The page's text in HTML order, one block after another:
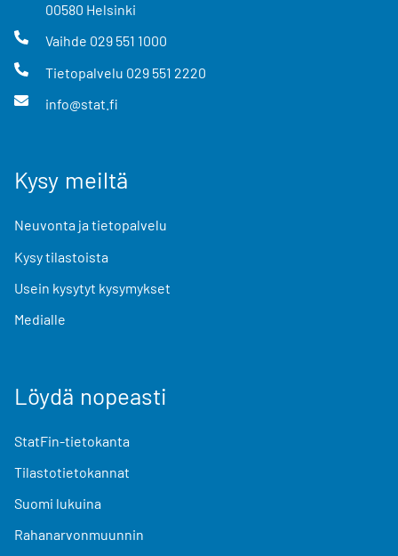
00580 Helsinki
Vaihde 029 551 1000
Tietopalvelu 029 551 2220
info@stat.fi
Kysy meiltä
Neuvonta ja tietopalvelu
Kysy tilastoista
Usein kysytyt kysymykset
Medialle
Löydä nopeasti
StatFin-tietokanta
Tilastotietokannat
Suomi lukuina
Rahanarvonmuunnin